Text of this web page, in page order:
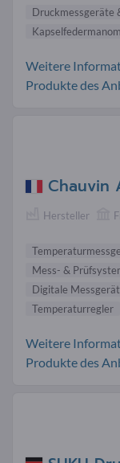
Druckmessgeräte
Weitere
Produkte des
Chauvin
Hersteller
Mess- &
Digitale
Temperaturregler
Weitere
Produkte des